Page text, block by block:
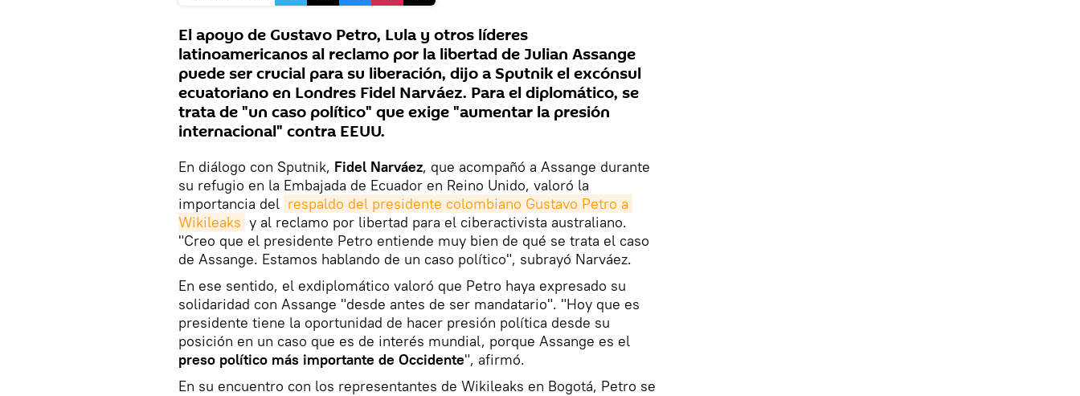
El apoyo de Gustavo Petro, Lula y otros líderes
latinoamericanos al reclamo por la libertad de Julian Assange
puede ser crucial para su liberación, dijo a Sputnik el excónsul
ecuatoriano en Londres Fidel Narváez. Para el diplomático, se
trata de "un caso político" que exige "aumentar la presión
internacional" contra EEUU.
En diálogo con Sputnik, Fidel Narváez, que acompañó a Assange durante
su refugio en la Embajada de Ecuador en Reino Unido, valoró la
importancia del respaldo del presidente colombiano Gustavo Petro a
Wikileaks y al reclamo por libertad para el ciberactivista australiano.
"Creo que el presidente Petro entiende muy bien de qué se trata el caso
de Assange. Estamos hablando de un caso político", subrayó Narváez.
En ese sentido, el exdiplomático valoró que Petro haya expresado su
solidaridad con Assange "desde antes de ser mandatario". "Hoy que es
presidente tiene la oportunidad de hacer presión política desde su
posición en un caso que es de interés mundial, porque Assange es el
preso político más importante de Occidente", afirmó.
En su encuentro con los representantes de Wikileaks en Bogotá, Petro se